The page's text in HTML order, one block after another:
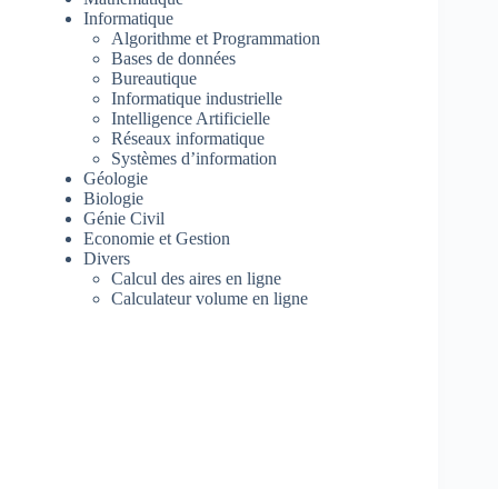
Informatique
Algorithme et Programmation
Bases de données
Bureautique
Informatique industrielle
Intelligence Artificielle
Réseaux informatique
Systèmes d’information
Géologie
Biologie
Génie Civil
Economie et Gestion
Divers
Calcul des aires en ligne
Calculateur volume en ligne